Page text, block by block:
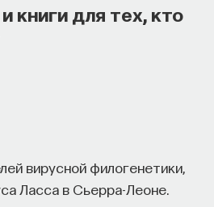
книги для тех, кто
вирусной филогенетики,
Ласса в Сьерра-Леоне.